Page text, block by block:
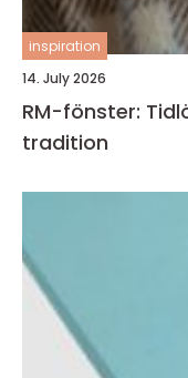
inspiration
14. July 2026
RM-fönster:
tradition